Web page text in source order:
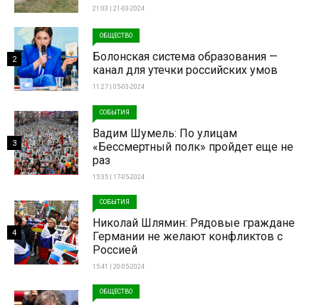
21:03 | 21-03-2024
ОБЩЕСТВО
Болонская система образования —
канал для утечки российских умов
11:27 | 05-03-2024
2
СОБЫТИЯ
Вадим Шумель: По улицам
«Бессмертный полк» пройдет еще не
раз
15:35 | 17-05-2024
3
СОБЫТИЯ
Николай Шлямин: Рядовые граждане
Германии не желают конфликтов с
Россией
15:41 | 20-05-2024
4
ОБЩЕСТВО